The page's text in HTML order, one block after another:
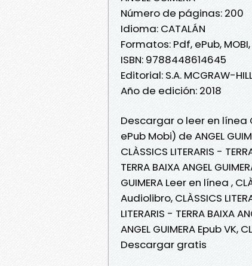
Número de páginas: 200
Idioma: CATALÁN
Formatos: Pdf, ePub, MOBI,
ISBN: 9788448614645
Editorial: S.A. MCGRAW-
Año de edición: 2018
Descargar o leer en línea
ePub Mobi) de ANGEL
CLÀSSICS LITERARIS -
TERRA BAIXA ANGEL
GUIMERA Leer en línea ,
Audiolibro, CLÀSSICS
LITERARIS - TERRA BAIXA
ANGEL GUIMERA Epub VK,
Descargar gratis